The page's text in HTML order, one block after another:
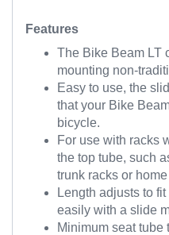
Features
The Bike Beam LT
mounting non-
Easy to use, the
that your Bike
bicycle.
For use with racks
the top tube, such
trunk racks or
Length adjusts to
easily with a slide
Minimum seat tube